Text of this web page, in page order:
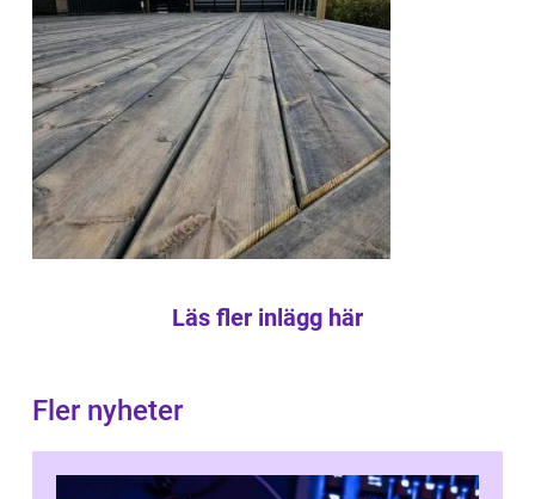
Läs fler inlägg här
Fler nyheter